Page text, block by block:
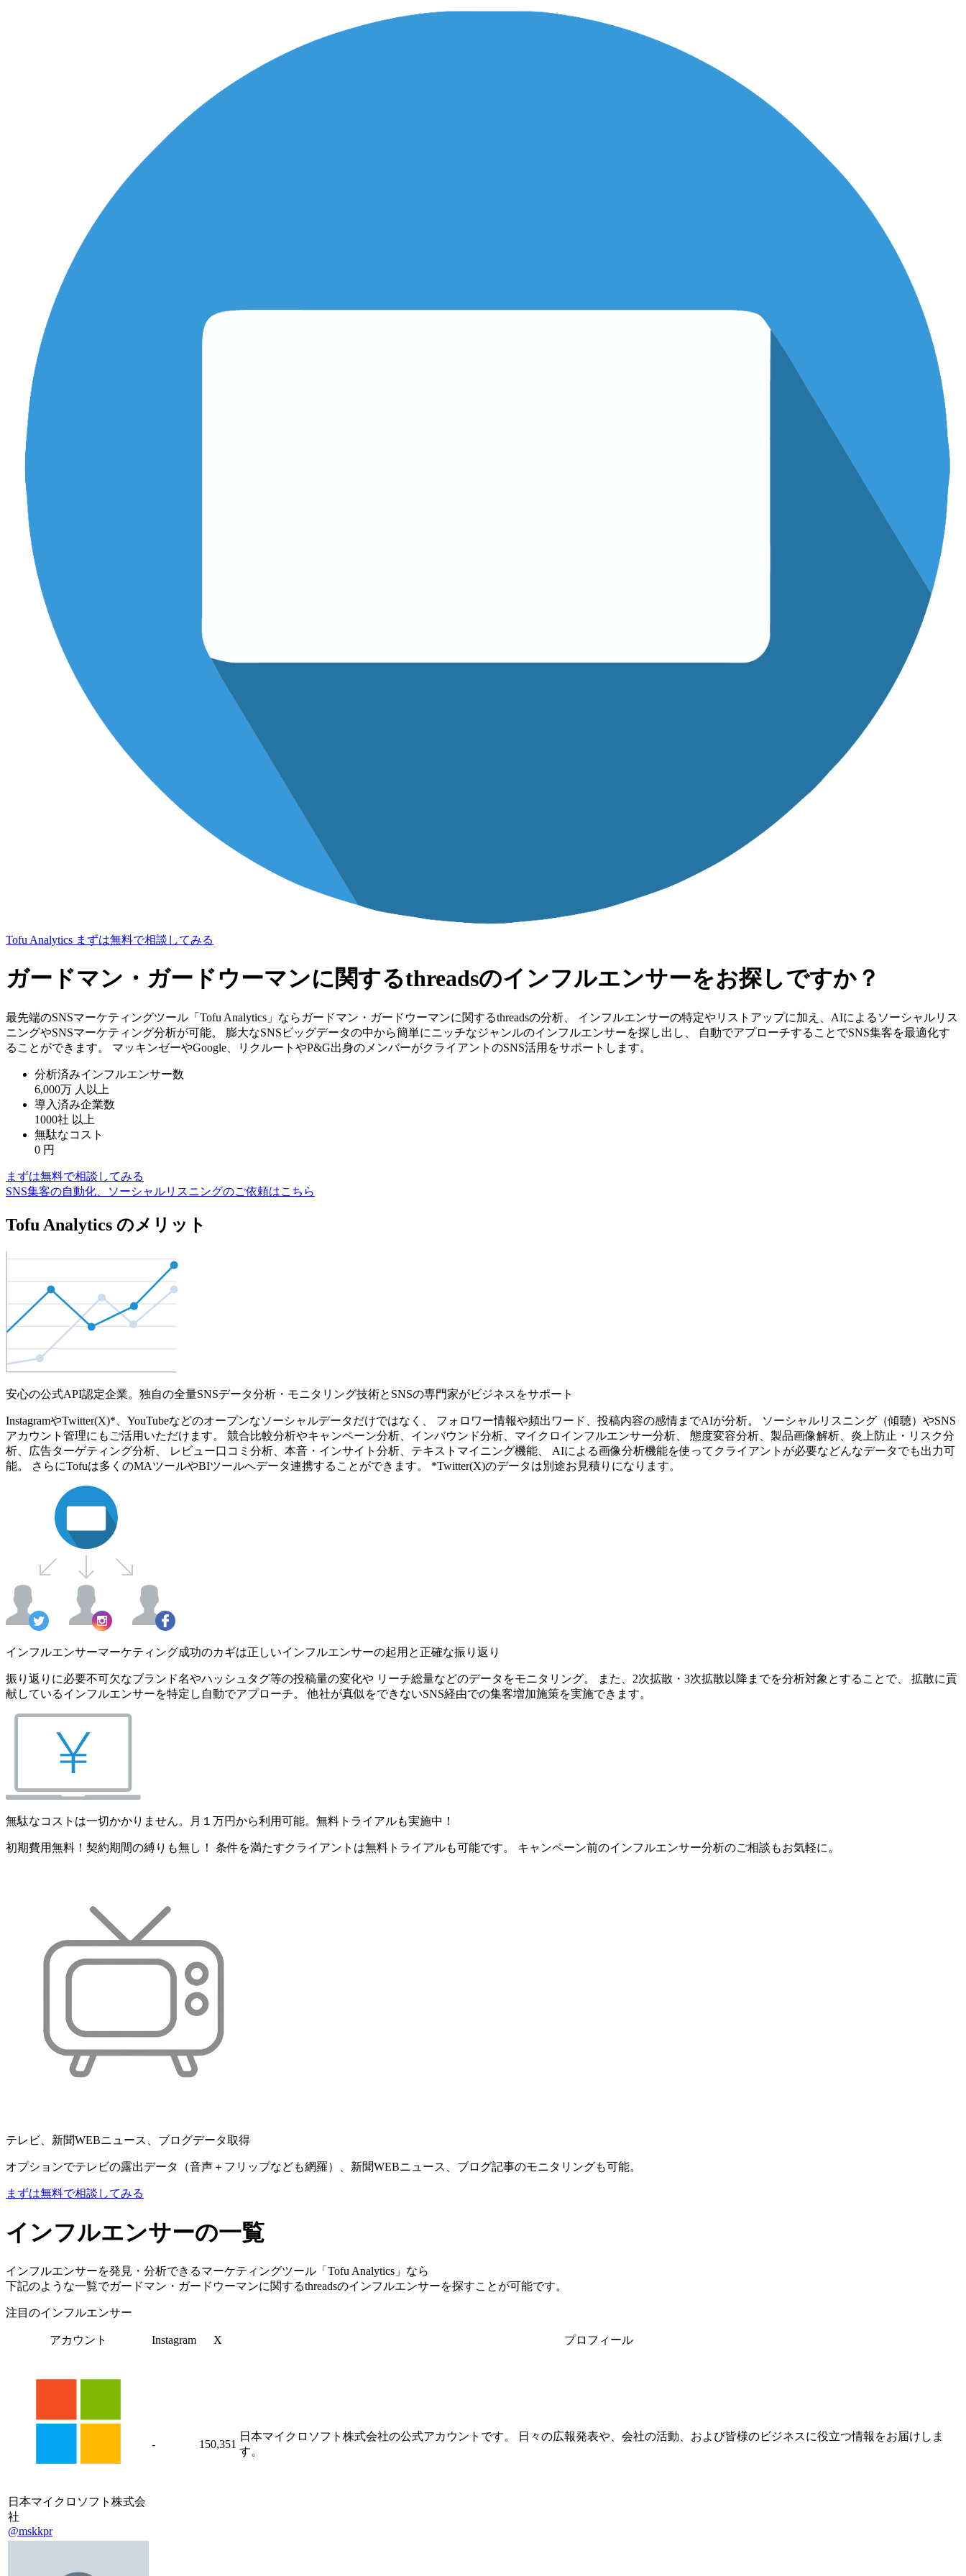
Tofu Analytics まずは無料で相談してみる
ガードマン・ガードウーマンに関するthreadsのインフルエンサーをお探しですか？
最先端のSNSマーケティングツール「Tofu Analytics」ならガードマン・ガードウーマンに関するthreadsの分析、 インフルエンサーの特定やリストアップに加え、AIによるソーシャルリス
ニングやSNSマーケティング分析が可能。 膨大なSNSビッグデータの中から簡単にニッチなジャンルのインフルエンサーを探し出し、 自動でアプローチすることでSNS集客を最適化す
ることができます。 マッキンゼーやGoogle、リクルートやP&G出身のメンバーがクライアントのSNS活用をサポートします。
分析済みインフルエンサー数
6,000万 人以上
導入済み企業数
1000社 以上
無駄なコスト
0 円
まずは無料で相談してみる
SNS集客の自動化、ソーシャルリスニングのご依頼はこちら
Tofu Analytics のメリット
安心の公式API認定企業。独自の全量SNSデータ分析・モニタリング技術とSNSの専門家がビジネスをサポート
InstagramやTwitter(X)*、YouTubeなどのオープンなソーシャルデータだけではなく、 フォロワー情報や頻出ワード、投稿内容の感情までAIが分析。 ソーシャルリスニング（傾聴）やSNS
アカウント管理にもご活用いただけます。 競合比較分析やキャンペーン分析、インバウンド分析、マイクロインフルエンサー分析、 態度変容分析、製品画像解析、炎上防止・リスク分
析、広告ターゲティング分析、 レビュー口コミ分析、本音・インサイト分析、テキストマイニング機能、 AIによる画像分析機能を使ってクライアントが必要などんなデータでも出力可
能。 さらにTofuは多くのMAツールやBIツールへデータ連携することができます。 *Twitter(X)のデータは別途お見積りになります。
インフルエンサーマーケティング成功のカギは正しいインフルエンサーの起用と正確な振り返り
振り返りに必要不可欠なブランド名やハッシュタグ等の投稿量の変化や リーチ総量などのデータをモニタリング。 また、2次拡散・3次拡散以降までを分析対象とすることで、 拡散に貢
献しているインフルエンサーを特定し自動でアプローチ。 他社が真似をできないSNS経由での集客増加施策を実施できます。
無駄なコストは一切かかりません。月１万円から利用可能。無料トライアルも実施中！
初期費用無料！契約期間の縛りも無し！ 条件を満たすクライアントは無料トライアルも可能です。 キャンペーン前のインフルエンサー分析のご相談もお気軽に。
テレビ、新聞WEBニュース、ブログデータ取得
オプションでテレビの露出データ（音声＋フリップなども網羅）、新聞WEBニュース、ブログ記事のモニタリングも可能。
まずは無料で相談してみる
インフルエンサーの一覧
インフルエンサーを発見・分析できるマーケティングツール「Tofu Analytics」なら
下記のような一覧でガードマン・ガードウーマンに関するthreadsのインフルエンサーを探すことが可能です。
注目のインフルエンサー
アカウント Instagram X プロフィール
日本マイクロソフト株式会
社
@mskkpr
- 150,351
日本マイクロソフト株式会社の公式アカウントです。 日々の広報発表や、会社の活動、および皆様のビジネスに役立つ情報をお届けしま
す。